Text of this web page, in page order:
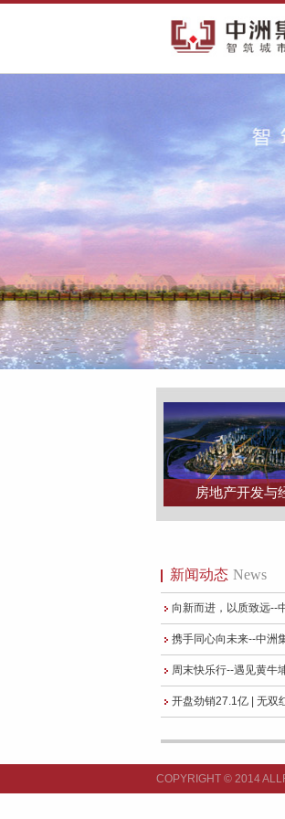
房地产开发与
新闻动态 News
向新而进，以质致远--
携手同心向未来--中洲
周末快乐行--遇见黄牛
开盘劲销27.1亿 | 无双
COPYRIGHT © 2014